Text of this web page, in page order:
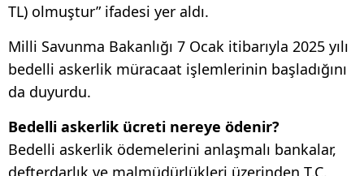
TL) olmuştur” ifadesi yer aldı.
Milli Savunma Bakanlığı 7 Ocak itibarıyla 2025 yılı
bedelli askerlik müracaat işlemlerinin başladığını
da duyurdu.
Bedelli askerlik ücreti nereye ödenir?
Bedelli askerlik ödemelerini anlaşmalı bankalar,